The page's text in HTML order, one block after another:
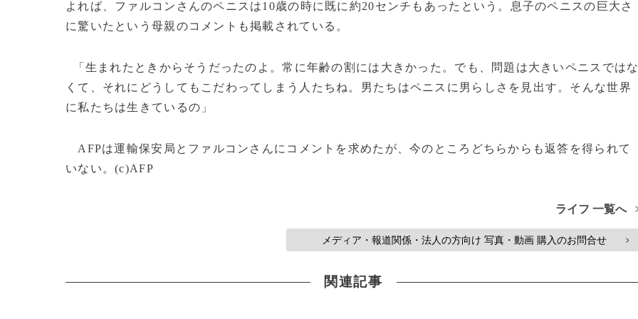
よれば、ファルコンさんのペニスは10歳の時に既に約20センチもあったという。息子のペニスの巨大さ
に驚いたという母親のコメントも掲載されている。
「生まれたときからそうだったのよ。常に年齢の割には大きかった。でも、問題は大きいペニスでは
くて、それにどうしてもこだわってしまう人たちね。男たちはペニスに男らしさを見出す。そんな世界
に私たちは生きているの」
AFPは運輸保安局とファルコンさんにコメントを求めたが、今のところどちらからも返答を得られて
いない。(c)AFP
ライフ 一覧へ
メディア・報道関係・法人の方向け 写真・動画 購入のお問合せ >
関連記事